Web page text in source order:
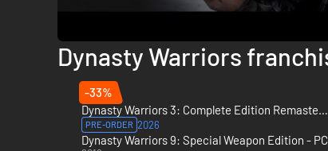
Dynasty Warriors
-33%
Dynasty Warriors 3: Complete Edition Remastered - PC (Steam)
PRE-ORDER 2026
Dynasty Warriors 9: Special Weapon Edition -